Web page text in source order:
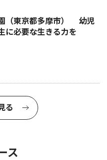
（東京都多摩市） 幼児
に必要な生きる力を
る
ス